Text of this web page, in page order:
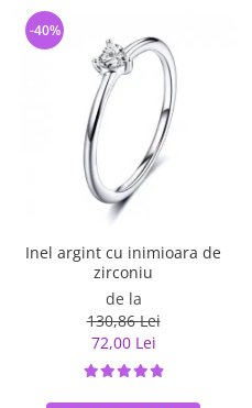
Inel argint cu inimioara de
zirconiu
de la
130,86 Lei
72,00 Lei
-40%